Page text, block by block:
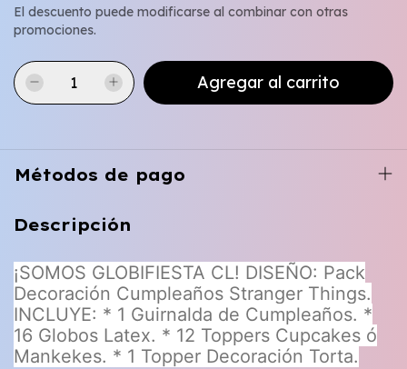
El descuento puede modificarse al combinar con otras
promociones.
Métodos de pago
Descripción
¡SOMOS GLOBIFIESTA CL! DISEÑO: Pack
Decoración Cumpleaños Stranger Things.
INCLUYE: * 1 Guirnalda de Cumpleaños. *
16 Globos Latex. * 12 Toppers Cupcakes ó
Mankekes. * 1 Topper Decoración Torta.